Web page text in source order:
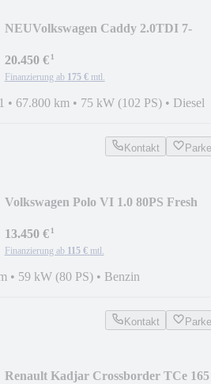
NEUVolkswagen Caddy 2.0TDI 7-
+KLIMA/PDC/GRA/NAVI/AHK
20.450 €¹
Finanzierung ab 175 € mtl.
• 67.800 km • 75 kW (102 PS) • Diesel
Kontakt
Volkswagen Polo VI 1.0 80PS Fresh
13.450 €¹
Finanzierung ab 115 € mtl.
• 59 kW (80 PS) • Benzin
Kontakt
Renault Kadjar Crossborder TCe 165